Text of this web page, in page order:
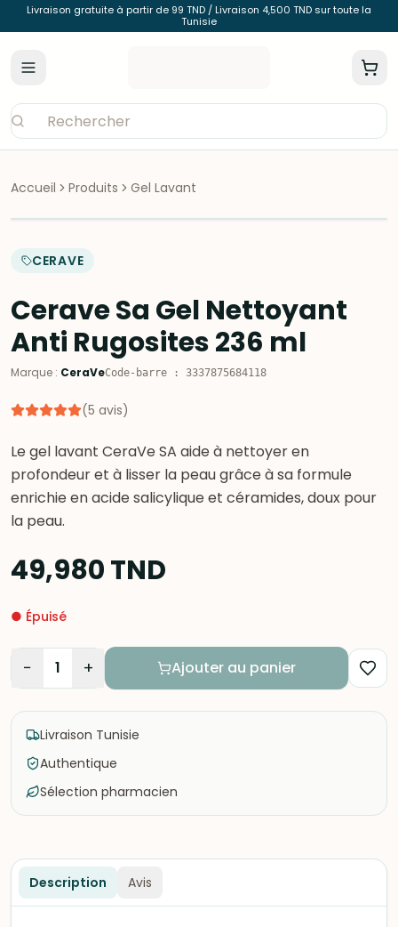
Livraison gratuite à partir de 99 TND / Livraison 4,500 TND sur toute la
Tunisie
Accueil Produits Gel Lavant
CERAVE
Cerave Sa Gel Nettoyant
Anti Rugosites 236 ml
Marque : CeraVeCode-barre : 3337875684118
(5 avis)
Le gel lavant CeraVe SA aide à nettoyer en
profondeur et à lisser la peau grâce à sa formule
enrichie en acide salicylique et céramides, doux pour
la peau.
49,980TND
● Épuisé
− 1 + Ajouter au panier
Livraison Tunisie
Authentique
Sélection pharmacien
Description Avis